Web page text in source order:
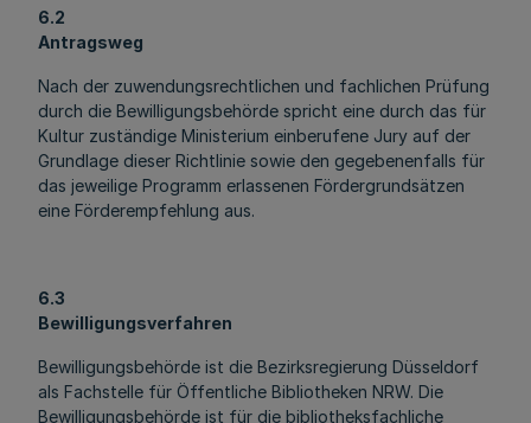
6.2
Antragsweg
Nach der zuwendungsrechtlichen und fachlichen Prüfung
durch die Bewilligungsbehörde spricht eine durch das für
Kultur zuständige Ministerium einberufene Jury auf der
Grundlage dieser Richtlinie sowie den gegebenenfalls für
das jeweilige Programm erlassenen Fördergrundsätzen
eine Förderempfehlung aus.
6.3
Bewilligungsverfahren
Bewilligungsbehörde ist die Bezirksregierung Düsseldorf
als Fachstelle für Öffentliche Bibliotheken NRW. Die
Bewilligungsbehörde ist für die bibliotheksfachliche